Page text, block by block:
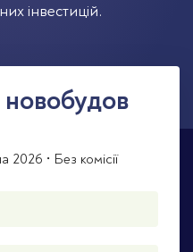
інвестицій.
2026 • Без комісії